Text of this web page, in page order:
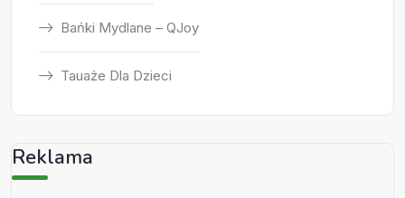
Bańki Mydlane – QJoy
Tauaże Dla Dzieci
Reklama